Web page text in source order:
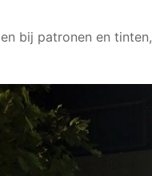
bij patronen en